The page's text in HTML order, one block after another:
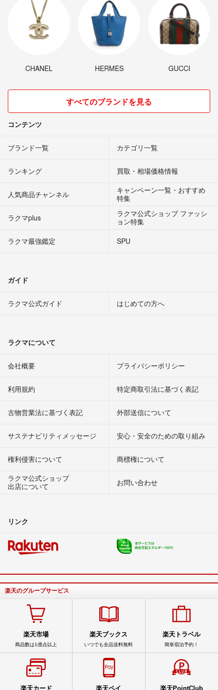
CHANEL HERMES GUCCI
すべてのブランドを見る
コンテンツ
ブランド一覧 カテゴリ一覧
ランキング 買取・相場価格情報
人気商品チャンネル
キャンペーン一覧・おすすめ
特集
ラクマplus
ラクマ公式ショップ ファッシ
ョン特集
ラクマ最強鑑定
SPU
ガイド
ラクマ公式ガイド はじめての方へ
ラクマについて
会社概要 プライバシーポリシー
利用規約 特定商取引法に基づく表記
古物営業法に基づく表記 外部送信について
サステナビリティメッセージ 安心・安全のための取り組み
権利侵害について
商標権について
ラクマ公式ショップ
出店について
お問い合わせ
リンク
楽天のグループサービス
楽天市場
商品数は1億点以上
楽天ブックス
いつでも全品送料無料
楽天トラベル
簡単宿泊予約！
楽天カード 楽天ペイ 楽天PointClub